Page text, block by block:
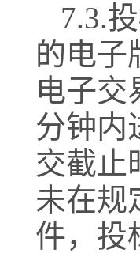
7.3.
的电子
电子交
分钟内
交截止
未在规
件，投